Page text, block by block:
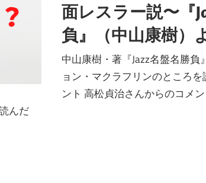
面レスラー説〜『
負』（中山康樹）
中山康樹・著『Jazz名盤名勝
ョン・マクラフリンのところ
ント 高松貞治さんからのコメ
んだ